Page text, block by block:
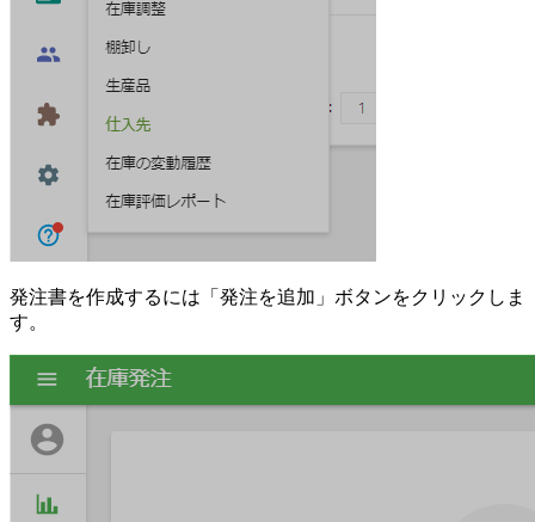
発注書を作成するには「発注を追加」ボタンをクリックしま
す。